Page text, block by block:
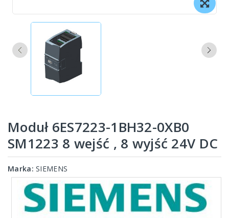
Moduł 6ES7223-1BH32-0XB0
SM1223 8 wejść , 8 wyjść 24V DC
Marka: SIEMENS